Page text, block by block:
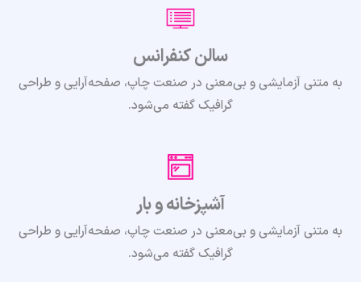
سالن کنفرانس
به متنی آزمایشی و بی‌معنی در صنعت چاپ، صفحه‌آرایی و طراحی
گرافیک گفته می‌شود.
آشپزخانه و بار
به متنی آزمایشی و بی‌معنی در صنعت چاپ، صفحه‌آرایی و طراحی
گرافیک گفته می‌شود.